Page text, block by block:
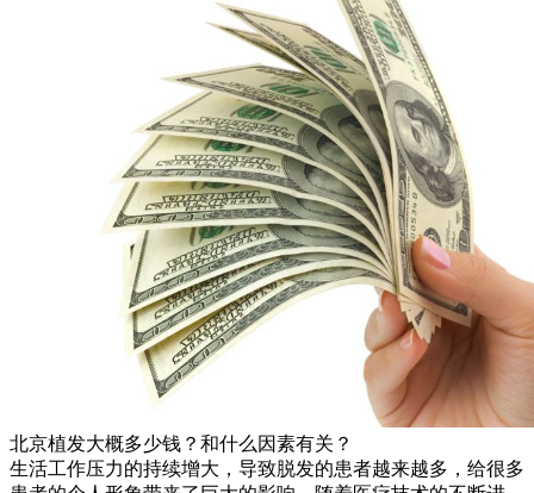
北京植发大概多少钱？和什么因素有关？
生活工作压力的持续增大，导致脱发的患者越来越多，给很多